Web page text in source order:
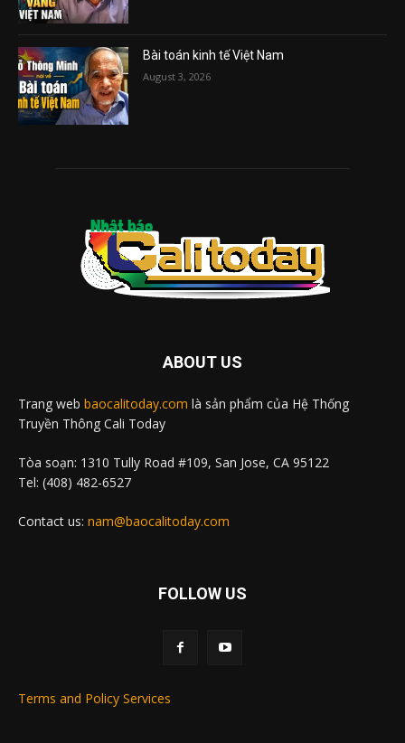
Bài toán kinh tế Việt Nam
August 3, 2026
ABOUT US
Trang web baocalitoday.com là sản phẩm của Hệ Thống
Truyền Thông Cali Today
Tòa soạn: 1310 Tully Road #109, San Jose, CA 95122
Tel: (408) 482-6527
Contact us: nam@baocalitoday.com
FOLLOW US
Terms and Policy Services